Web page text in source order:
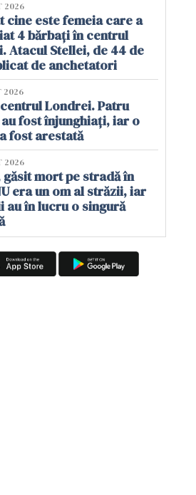
2026
cine este femeia care a
4 bărbați în centrul
Atacul Stellei, de 44 de
de anchetatori
2026
Londrei. Patru
fost înjunghiați, iar o
fost arestată
2026
găsit mort pe stradă în
era un om al străzii, iar
au în lucru o singură